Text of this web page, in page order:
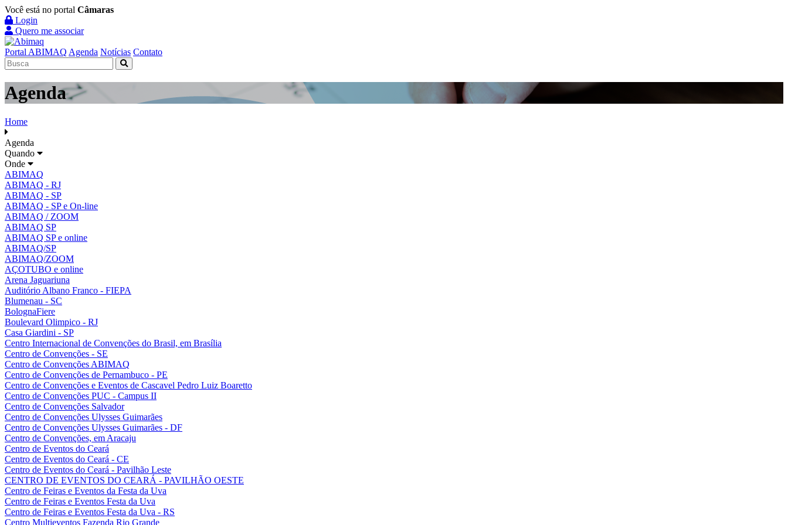
Você está no portal Câmaras
Login
Quero me associar
Portal ABIMAQ Agenda Notícias Contato
Agenda
Home
Agenda
Quando
Onde
ABIMAQ
ABIMAQ - RJ
ABIMAQ - SP
ABIMAQ - SP e On-line
ABIMAQ / ZOOM
ABIMAQ SP
ABIMAQ SP e online
ABIMAQ/SP
ABIMAQ/ZOOM
AÇOTUBO e online
Arena Jaguariuna
Auditório Albano Franco - FIEPA
Blumenau - SC
BolognaFiere
Boulevard Olimpico - RJ
Casa Giardini - SP
Centro Internacional de Convenções do Brasil, em Brasília
Centro de Convenções - SE
Centro de Convenções ABIMAQ
Centro de Convenções de Pernambuco - PE
Centro de Convenções e Eventos de Cascavel Pedro Luiz Boaretto
Centro de Convenções PUC - Campus II
Centro de Convenções Salvador
Centro de Convenções Ulysses Guimarães
Centro de Convenções Ulysses Guimarães - DF
Centro de Convenções, em Aracaju
Centro de Eventos do Ceará
Centro de Eventos do Ceará - CE
Centro de Eventos do Ceará - Pavilhão Leste
CENTRO DE EVENTOS DO CEARÁ - PAVILHÃO OESTE
Centro de Feiras e Eventos da Festa da Uva
Centro de Feiras e Eventos Festa da Uva
Centro de Feiras e Eventos Festa da Uva - RS
Centro Multieventos Fazenda Rio Grande